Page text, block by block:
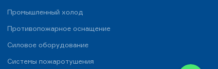
Промышленный холод
Противопожарное оснащение
Силовое оборудование
Системы пожаротушения
WhatsApp